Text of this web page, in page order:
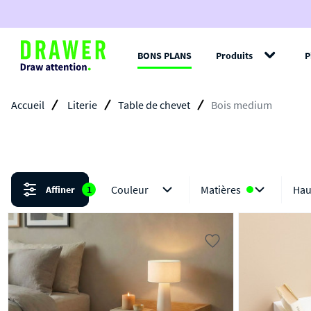
BONS PLANS Produits
Accueil Literie Table de chevet Bois medium
Affiner 1 Couleur Matières